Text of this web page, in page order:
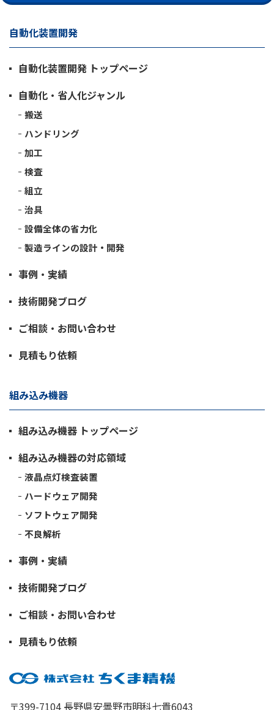
自動化装置開発
自動化装置開発 トップページ
自動化・省人化ジャンル
搬送
ハンドリング
加工
検査
組立
治具
設備全体の省力化
製造ラインの設計・開発
事例・実績
技術開発ブログ
ご相談・お問い合わせ
見積もり依頼
組み込み機器
組み込み機器 トップページ
組み込み機器の対応領域
液晶点灯検査装置
ハードウェア開発
ソフトウェア開発
不良解析
事例・実績
技術開発ブログ
ご相談・お問い合わせ
見積もり依頼
〒399-7104 長野県安曇野市明科七貴6043